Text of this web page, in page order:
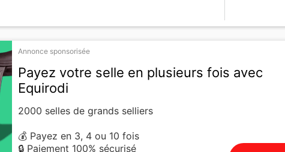
Annonce sponsorisée
Payez votre selle en plusieurs fois avec
Equirodi
2000 selles de grands selliers
💰 Payez en 3, 4 ou 10 fois
🔒 Paiement 100% sécurisé